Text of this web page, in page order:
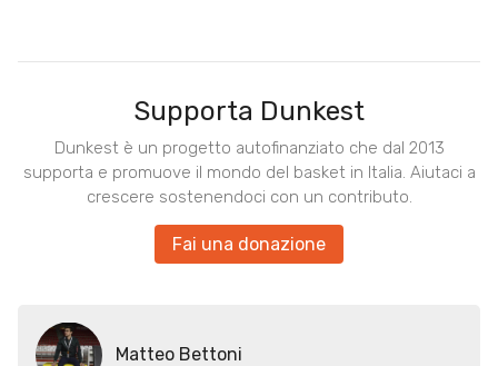
Supporta Dunkest
Dunkest è un progetto autofinanziato che dal 2013
supporta e promuove il mondo del basket in Italia. Aiutaci a
crescere sostenendoci con un contributo.
Fai una donazione
Matteo Bettoni